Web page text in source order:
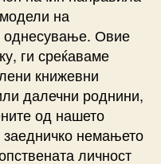
на
Овие
ги среќаваме
книжевни
далечни роднини,
од нашето
немањето
личност